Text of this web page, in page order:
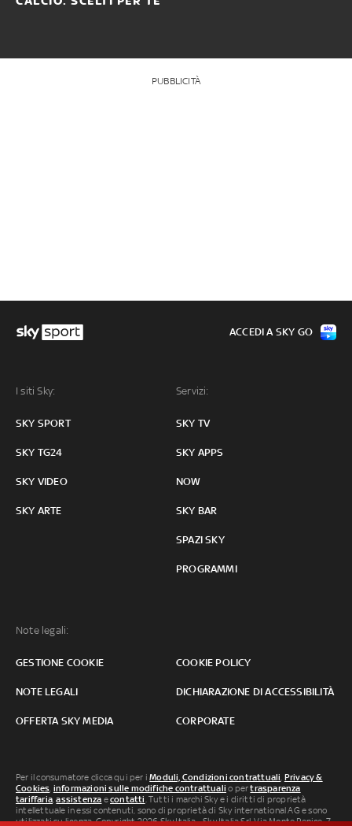
PUBBLICITÀ
I siti Sky:
SKY SPORT
SKY TG24
SKY VIDEO
SKY ARTE
Servizi:
SKY TV
SKY APPS
NOW
SKY BAR
SPAZI SKY
PROGRAMMI
Note legali:
GESTIONE COOKIE COOKIE POLICY
NOTE LEGALI DICHIARAZIONE DI ACCESSIBILITÀ
OFFERTA SKY MEDIA CORPORATE
ACCEDI A SKY GO
Per il consumatore clicca qui per iModuli, Condizioni contrattuali, Privacy &
Cookies, informazioni sulle modifiche contrattuali o pertrasparenza
tariffaria,assistenza econtatti. Tutti i marchi Sky e i diritti di proprietà
intellettuale in essi contenuti, sono di proprietà di Sky international AG e sono
utilizzati su licenza. Copyright 2026 Sky Italia - Sky Italia Srl Via Monte Penice, 7 -